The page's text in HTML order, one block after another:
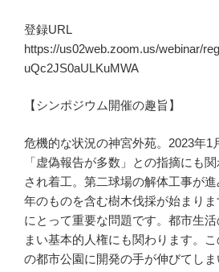
登録URL
https://us02web.zoom.us/webinar/
uQc2JS0aULKuMWA
【シンポジウム開催の趣旨】
危機的な状況の神宮外苑。2023年1
「虚偽報告が多数」との指摘にも
され着工。第二球場の解体工事が
年のものを含む樹木伐採が始まり
にとって重要な問題です。都市生
まい基本的人権にも関わります。
の都市公園に開発の手が伸びてしま